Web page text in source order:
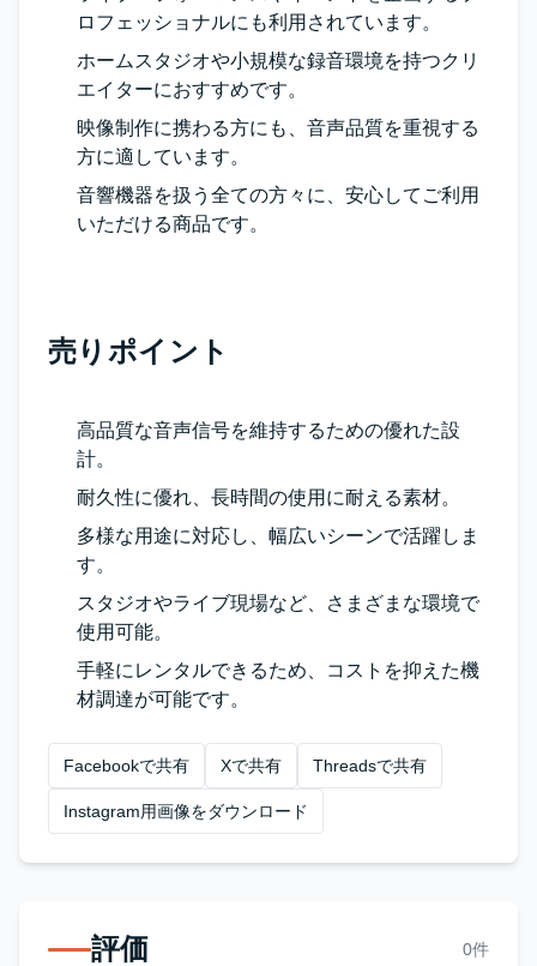
ロフェッショナルにも利用されています。
ホームスタジオや小規模な録音環境を持つクリ
エイターにおすすめです。
映像制作に携わる方にも、音声品質を重視する
方に適しています。
音響機器を扱う全ての方々に、安心してご利用
いただける商品です。
売りポイント
高品質な音声信号を維持するための優れた設
計。
耐久性に優れ、長時間の使用に耐える素材。
多様な用途に対応し、幅広いシーンで活躍しま
す。
スタジオやライブ現場など、さまざまな環境で
使用可能。
手軽にレンタルできるため、コストを抑えた機
材調達が可能です。
Facebookで共有 Xで共有 Threadsで共有
Instagram用画像をダウンロード
評価 0件